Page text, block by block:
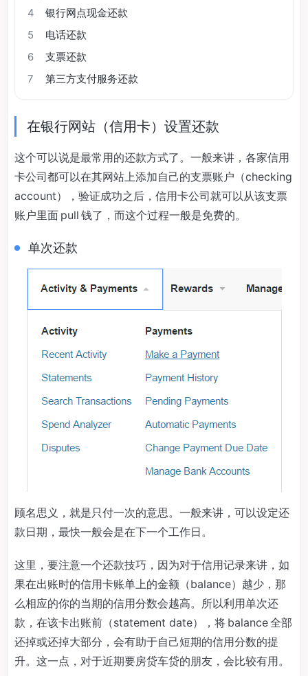
4
银行网点现金还款
5
电话还款
6
支票还款
7
第三方支付服务还款
在银行网站（信用卡）设置还款
这个可以说是最常用的还款方式了。一般来讲，各家信用
卡公司都可以在其网站上添加自己的支票账户（checking
account），验证成功之后，信用卡公司就可以从该支票
账户里面 pull 钱了，而这个过程一般是免费的。
单次还款
顾名思义，就是只付一次的意思。一般来讲，可以设定还
款日期，最快一般会是在下一个工作日。
这里，要注意一个还款技巧，因为对于信用记录来讲，如
果在出账时的信用卡账单上的金额（balance）越少，那
么相应的你的当期的信用分数会越高。所以利用单次还
款，在该卡出账前（statement date），将 balance 全部
还掉或还掉大部分，会有助于自己短期的信用分数的提
升。这一点，对于近期要房贷车贷的朋友，会比较有用。